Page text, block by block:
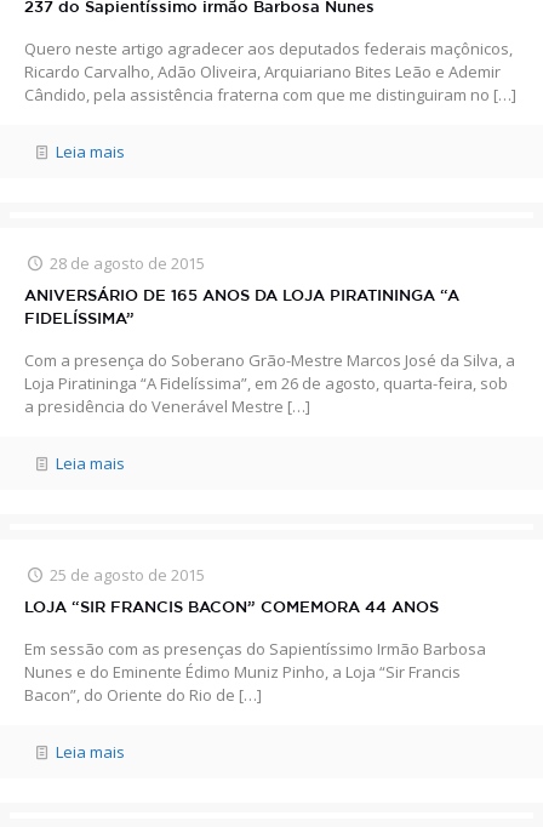
237 do Sapientíssimo irmão Barbosa Nunes
Quero neste artigo agradecer aos deputados federais maçônicos,
Ricardo Carvalho, Adão Oliveira, Arquiariano Bites Leão e Ademir
Cândido, pela assistência fraterna com que me distinguiram no […]
Leia mais
28 de agosto de 2015
ANIVERSÁRIO DE 165 ANOS DA LOJA PIRATININGA “A
FIDELÍSSIMA”
Com a presença do Soberano Grão-Mestre Marcos José da Silva, a
Loja Piratininga “A Fidelíssima”, em 26 de agosto, quarta-feira, sob
a presidência do Venerável Mestre […]
Leia mais
25 de agosto de 2015
LOJA “SIR FRANCIS BACON” COMEMORA 44 ANOS
Em sessão com as presenças do Sapientíssimo Irmão Barbosa
Nunes e do Eminente Édimo Muniz Pinho, a Loja “Sir Francis
Bacon”, do Oriente do Rio de […]
Leia mais